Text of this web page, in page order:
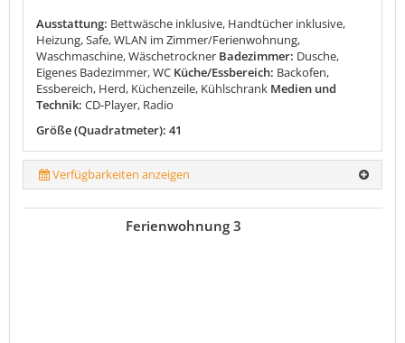
Ausstattung: Bettwäsche inklusive, Handtücher inklusive,
Heizung, Safe, WLAN im Zimmer/Ferienwohnung,
Waschmaschine, Wäschetrockner Badezimmer: Dusche,
Eigenes Badezimmer, WC Küche/Essbereich: Backofen,
Essbereich, Herd, Küchenzeile, Kühlschrank Medien und
Technik: CD-Player, Radio
Größe (Quadratmeter): 41
Verfügbarkeiten anzeigen
Ferienwohnung 3